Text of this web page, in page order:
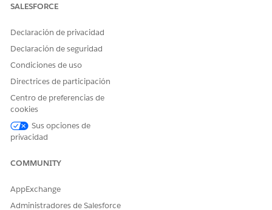
¿RESOLVIÓ ESTE ARTÍCULO SU PROBLEMA?
SALESFORCE
Declaración de privacidad
Declaración de seguridad
Condiciones de uso
Directrices de participación
Centro de preferencias de
cookies
Sus opciones de
privacidad
COMMUNITY
AppExchange
Administradores de Salesforce